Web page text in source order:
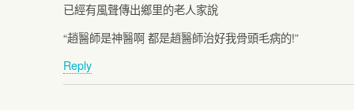
已經有風聲傳出鄉里的老人家說
“趙醫師是神醫啊 都是趙醫師治好我骨頭毛病的!”
Reply